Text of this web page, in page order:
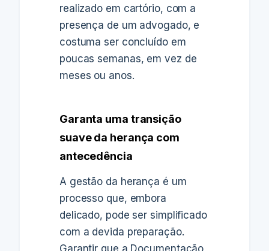
realizado em cartório, com a
presença de um advogado, e
costuma ser concluído em
poucas semanas, em vez de
meses ou anos.
Garanta uma transição
suave da herança com
antecedência
A gestão da herança é um
processo que, embora
delicado, pode ser simplificado
com a devida preparação.